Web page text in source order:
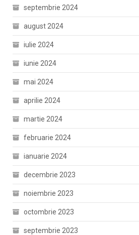
septembrie 2024
august 2024
iulie 2024
iunie 2024
mai 2024
aprilie 2024
martie 2024
februarie 2024
ianuarie 2024
decembrie 2023
noiembrie 2023
octombrie 2023
septembrie 2023